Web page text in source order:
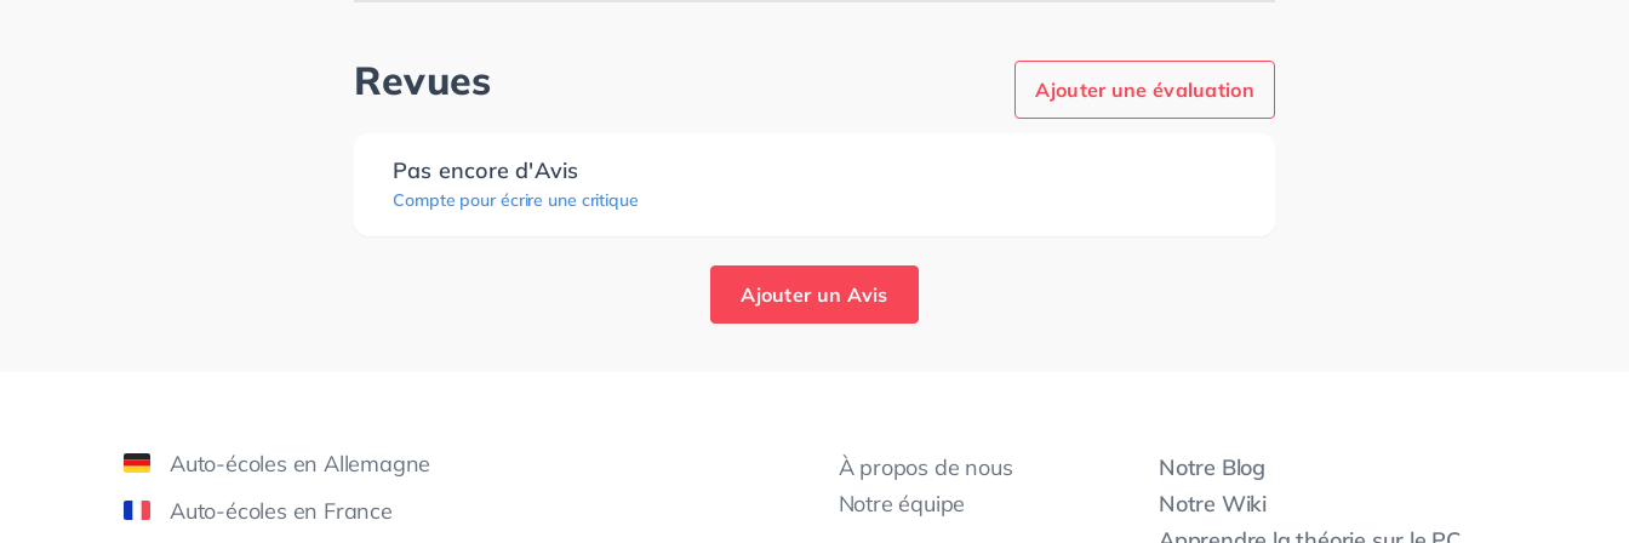
Revues Ajouter une évaluation
Pas encore d'Avis
Compte pour écrire une critique
Ajouter un Avis
Auto-écoles en Allemagne
Auto-écoles en France
À propos de nous
Notre équipe
Notre Blog
Notre Wiki